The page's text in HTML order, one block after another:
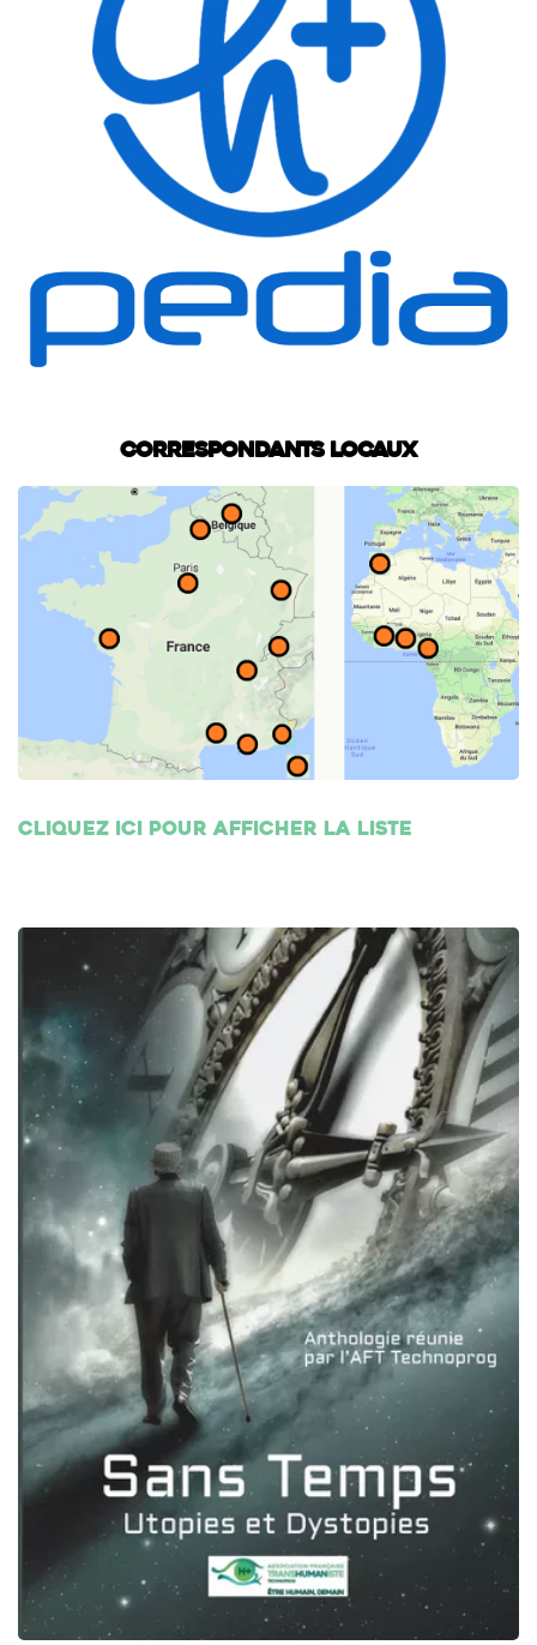
Correspondants locaux
Cliquez ici pour afficher la liste